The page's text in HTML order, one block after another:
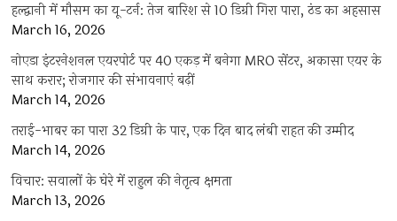
हल्द्वानी में मौसम का यू-टर्न: तेज बारिश से 10 डिग्री गिरा पारा, ठंड का अहसास
March 16, 2026
नोएडा इंटरनेशनल एयरपोर्ट पर 40 एकड़ में बनेगा MRO सेंटर, अकासा एयर के
साथ करार; रोजगार की संभावनाएं बढ़ीं
March 14, 2026
तराई-भाबर का पारा 32 डिग्री के पार, एक दिन बाद लंबी राहत की उम्मीद
March 14, 2026
विचार: सवालों के घेरे में राहुल की नेतृत्व क्षमता
March 13, 2026